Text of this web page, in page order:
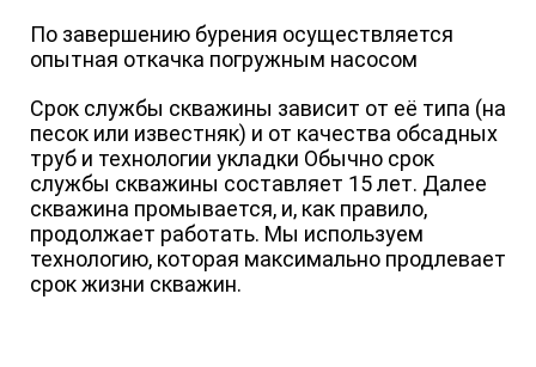
По завершению бурения осуществляется
опытная откачка погружным насосом
Срок службы скважины зависит от её типа (на
песок или известняк) и от качества обсадных
труб и технологии укладки Обычно срок
службы скважины составляет 15 лет. Далее
скважина промывается, и, как правило,
продолжает работать. Мы используем
технологию, которая максимально продлевает
срок жизни скважин.